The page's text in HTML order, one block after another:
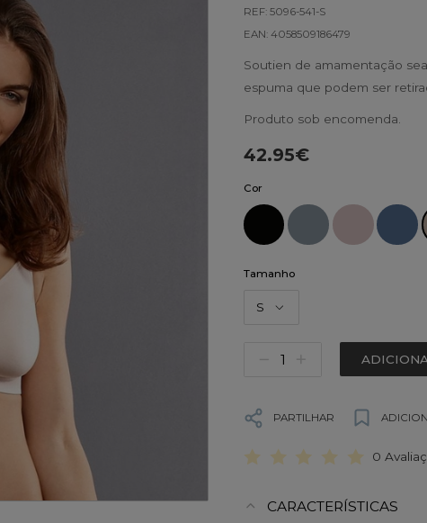
REF: 5096-541-S
EAN: 4058509186479
Soutien de amamentação
espuma que podem ser
Produto sob encomenda.
42.95€
Cor
Tamanho
S
PARTILHAR
0
CARACTERÍSTICAS